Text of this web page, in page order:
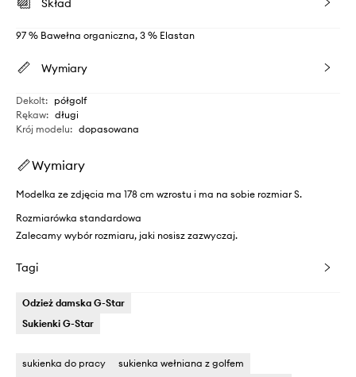
Skład
97 % Bawełna organiczna, 3 % Elastan
Wymiary
Dekolt: półgolf
Rękaw: długi
Krój modelu: dopasowana
Wymiary
Modelka ze zdjęcia ma 178 cm wzrostu i ma na sobie rozmiar S.
Rozmiarówka standardowa
Zalecamy wybór rozmiaru, jaki nosisz zazwyczaj.
Tagi
Odzież damska G-Star
Sukienki G-Star
sukienka do pracy
sukienka wełniana z golfem